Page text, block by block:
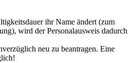
ihr Name ändert (zum
wird der Personalausweis dadurch
neu zu beantragen. Eine